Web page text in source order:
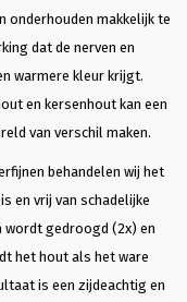
onderhouden makkelijk te
dat de nerven en
warmere kleur krijgt.
en kersenhout kan een
van verschil maken.
behandelen wij het
en vrij van schadelijke
gedroogd (2x) en
het hout als het ware
is een zijdeachtig en